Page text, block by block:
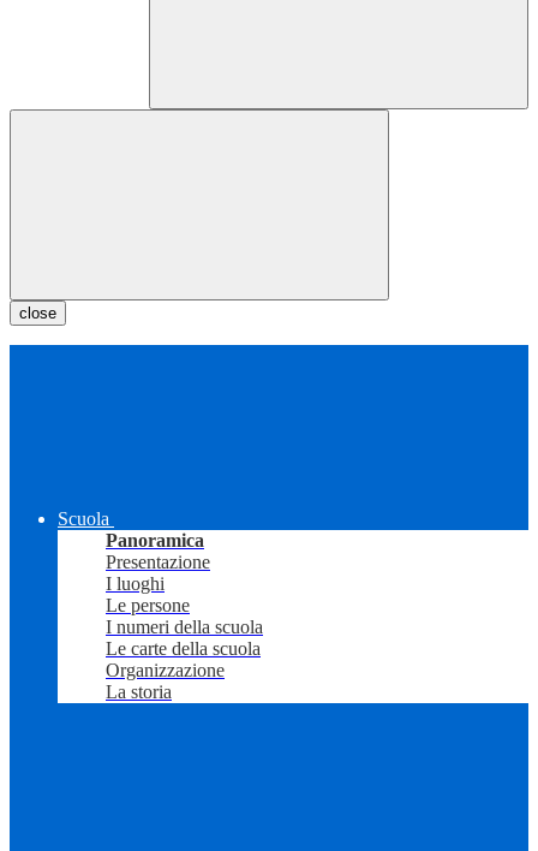
close
Scuola
Panoramica
Presentazione
I luoghi
Le persone
I numeri della scuola
Le carte della scuola
Organizzazione
La storia